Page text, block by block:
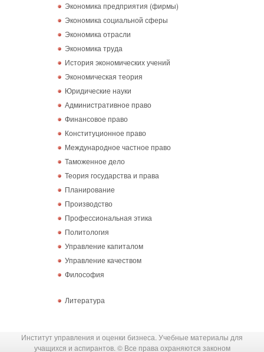
Экономика предприятия (фирмы)
Экономика социальной сферы
Экономика отрасли
Экономика труда
История экономических учений
Экономическая теория
Юридические науки
Административное право
Финансовое право
Конституционное право
Международное частное право
Таможенное дело
Теория государства и права
Планирование
Производство
Профессиональная этика
Политология
Управление капиталом
Управление качеством
Философия
Литература
Институт управления и оценки бизнеса. Учебные материалы для
учащихся и аспирантов. © Все права охраняются законом